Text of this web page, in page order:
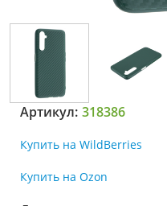
Артикул: 318386
Купить на WildBerries
Купить на Ozon